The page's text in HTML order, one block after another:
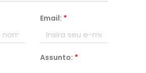
Email: *
Assunto: *